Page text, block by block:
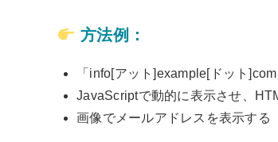
方法例：
「info[アット]example[ドット
JavaScriptで動的に表示させ、
画像でメールアドレスを表示する